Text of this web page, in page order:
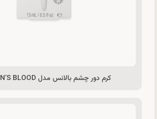
کرم دور چشم بالانس مدل DRAGON’S BLOOD